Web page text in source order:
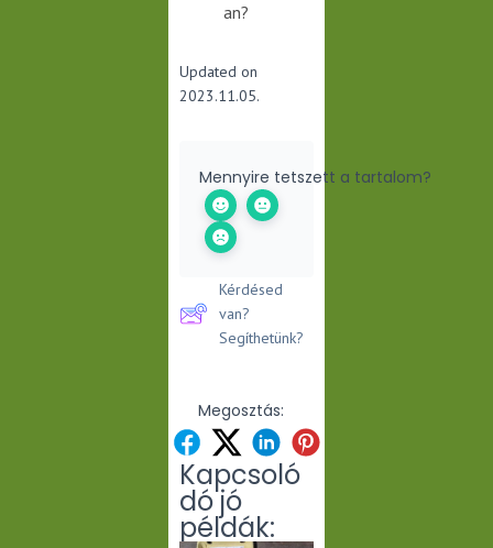
an?
Updated on
2023.11.05.
Mennyire tetszett a tartalom?
Kérdésed
van?
Segíthetünk?
Megosztás:
Kapcsoló
dó jó
példák: